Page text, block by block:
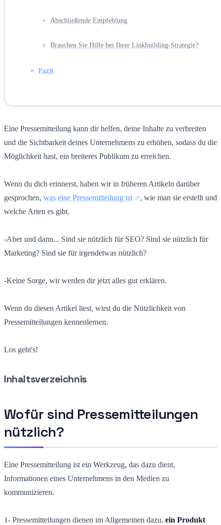
Abschließende Empfehlung
Brauchen Sie Hilfe bei Ihrer Linkbuilding-Strategie?
Fazit
Eine Pressemitteilung kann dir helfen, deine Inhalte zu verbreiten
und die Sichtbarkeit deines Unternehmens zu erhöhen, sodass du die
Möglichkeit hast, ein breiteres Publikum zu erreichen.
Wenn du dich erinnerst, haben wir in früheren Artikeln darüber
gesprochen, was eine Pressemitteilung ist
, wie man sie erstellt und
welche Arten es gibt.
-Aber und dann... Sind sie nützlich für SEO? Sind sie nützlich für
Marketing? Sind sie für irgendetwas nützlich?
-Keine Sorge, wir werden dir jetzt alles gut erklären.
Wenn du diesen Artikel liest, wirst du die Nützlichkeit von
Pressemitteilungen kennenlernen.
Los geht's!
Inhaltsverzeichnis
Wofür sind Pressemitteilungen
nützlich?
Eine Pressemitteilung ist ein Werkzeug, das dazu dient,
Informationen eines Unternehmens in den Medien zu
kommunizieren.
1- Pressemitteilungen dienen im Allgemeinen dazu, ein Produkt